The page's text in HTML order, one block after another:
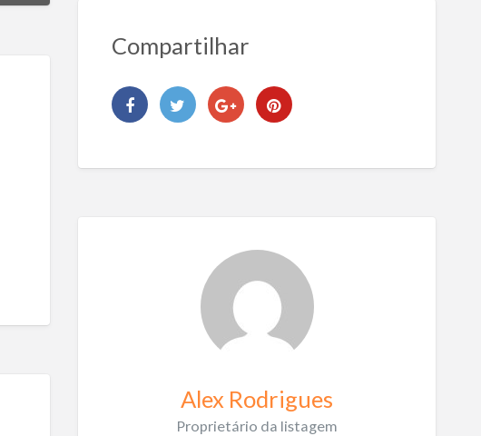
Compartilhar
Alex Rodrigues
Proprietário da listagem